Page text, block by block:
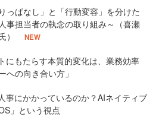
っぱなし」と「行動変容」を分けた
事担当者の執念の取り組み～（喜瀬
NEW
にもたらす本質的変化は、業務効率
への向き合い方」
事にかかっているのか？AIネイティブ
」という視点